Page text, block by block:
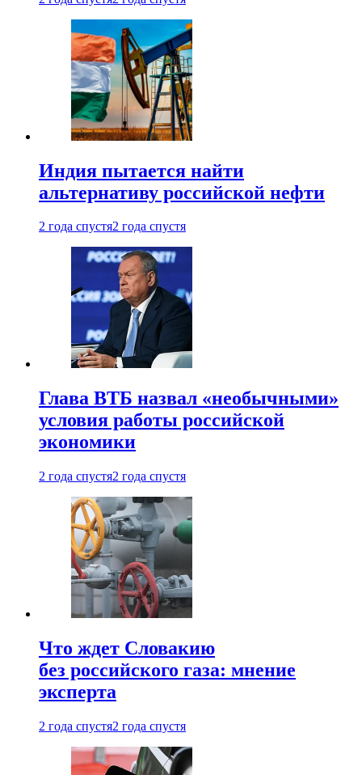
Индия пытается найти
альтернативу российской нефти
2 года спустя2 года спустя
Глава ВТБ назвал «необычными»
условия работы российской
экономики
2 года спустя2 года спустя
Что ждет Словакию
без российского газа: мнение
эксперта
2 года спустя2 года спустя